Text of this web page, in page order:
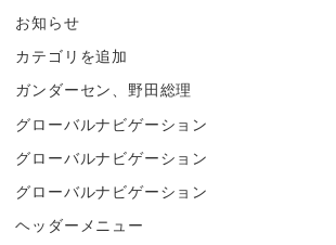
お知らせ
カテゴリを追加
ガンダーセン、野田総理
グローバルナビゲーション
グローバルナビゲーション
グローバルナビゲーション
ヘッダーメニュー